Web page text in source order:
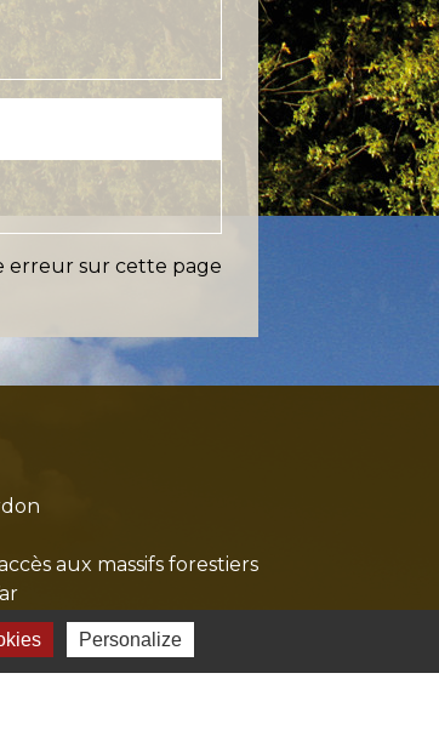
erreur sur cette page
aux massifs forestiers
Verte
Personalize